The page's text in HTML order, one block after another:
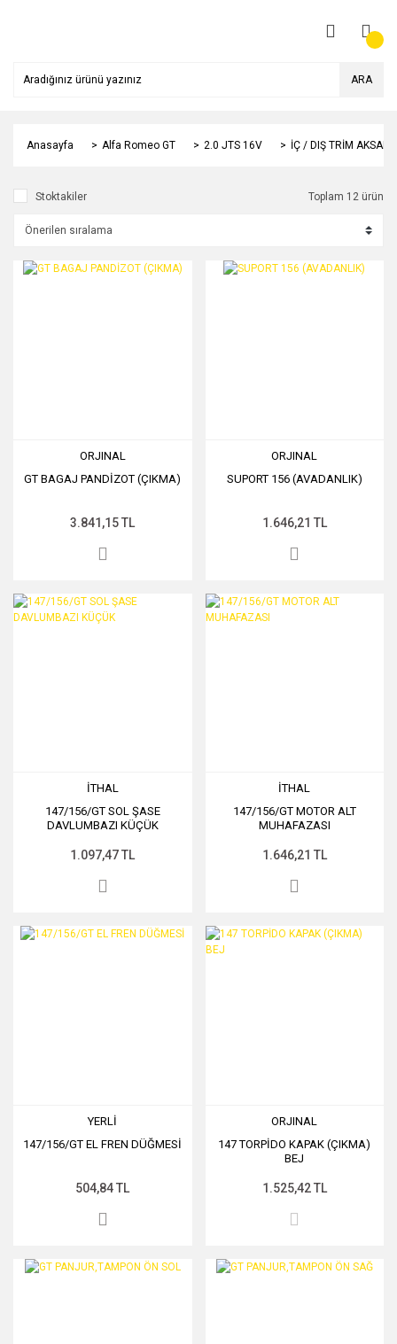
ARA
Anasayfa Alfa Romeo GT 2.0 JTS 16V İÇ / DIŞ TRİM AKSAMI
Stoktakiler Toplam 12 ürün
ORJINAL
GT BAGAJ PANDİZOT (ÇIKMA)
3.841,15 TL
ORJINAL
SUPORT 156 (AVADANLIK)
1.646,21 TL
İTHAL
147/156/GT SOL ŞASE
DAVLUMBAZI KÜÇÜK
1.097,47 TL
İTHAL
147/156/GT MOTOR ALT
MUHAFAZASI
1.646,21 TL
YERLİ
147/156/GT EL FREN DÜĞMESİ
504,84 TL
ORJINAL
147 TORPİDO KAPAK (ÇIKMA)
BEJ
1.525,42 TL